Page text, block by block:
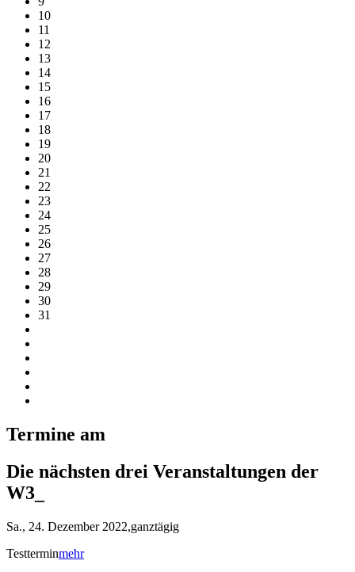
10
11
12
13
14
15
16
17
18
19
20
21
22
23
24
25
26
27
28
29
30
31
Termine am
Die nächsten drei Veranstaltungen der
W3_
Sa., 24. Dezember 2022,ganztägig
Testterminmehr